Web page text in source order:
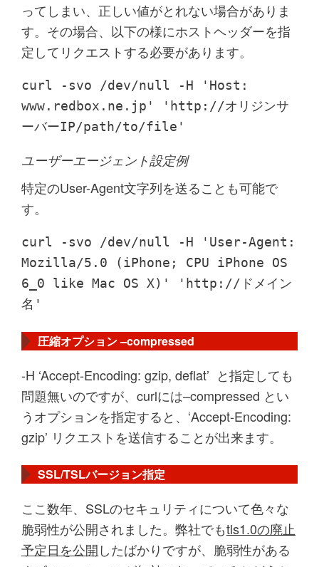
ってしまい、正しい値がとれない場合がありま
す。その場合、以下の様にホストヘッダーを指
定してリクエストする必要があります。
curl -svo /dev/null -H 'Host:
www.redbox.ne.jp' 'http://オリジンサ
ーバーIP/path/to/file'
ユーザーエージェント設定例
特定のUser-Agent文字列を送ることも可能で
す。
curl -svo /dev/null -H 'User-Agent:
Mozilla/5.0 (iPhone; CPU iPhone OS
6_0 like Mac OS X)' 'http://ドメイン
名'
圧縮オプション –compressed
-H ‘Accept-Encoding: gzip, deflat’ と指定しても
問題無いのですが、curlには–compressed とい
うオプションを指定すると、 ‘Accept-Encoding:
gzip’ リクエストを送信することが出来ます。
SSL/TSLバージョン指定
ここ数年、SSLのセキュリティについて色々な
脆弱性が公開されました。弊社でもtls1.0の廃止
予定日を公開したばかりですが、脆弱性がある